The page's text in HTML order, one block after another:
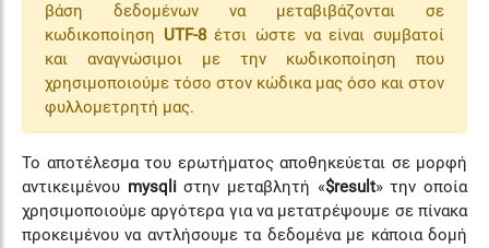
βάση δεδομένων να μεταβιβάζονται σε
κωδικοποίηση UTF-8έτσι ώστε να είναι συμβατοί
και αναγνώσιμοι με την κωδικοποίηση που
χρησιμοποιούμε τόσο στον κώδικα μας όσο και στον
φυλλομετρητή μας.
Το αποτέλεσμα του ερωτήματος αποθηκεύεται σε μορφή
αντικειμένου mysqli στην μεταβλητή «$result» την οποία
χρησιμοποιούμε αργότερα για να μετατρέψουμε σε πίνακα
προκειμένου να αντλήσουμε τα δεδομένα με κάποια δομή